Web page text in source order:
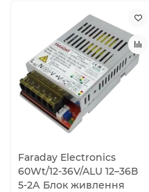
Faraday Electronics
60Wt/12-36V/ALU 12–36В
5-2А Блок живлення